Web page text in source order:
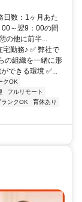
日数：1ヶ月あた
～翌9：00の間
の他に前半...
勤務♪ ✅ 弊社で
の組織を一緒に形
できる環境 ✅...
クOK
フルリモート
ランクOK
育休あり